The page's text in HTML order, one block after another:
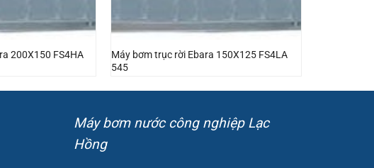
200X150 FS4HA
Máy bơm trục rời Ebara 150X125 FS4LA
545
Máy bơm nước công nghiệp Lạc
Hồng